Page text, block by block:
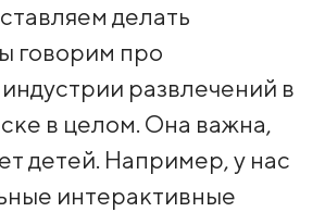
делать
говорим про
развлечений в
в целом. Она важна,
детей. Например, у нас
интерактивные